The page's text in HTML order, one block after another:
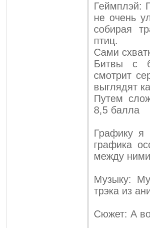
Геймплэй:
не очень
собирая
птиц.
Сами
Битвы с
смотрит
выглядят
Путем
8,5 балла
Графику я
графика
между
Музыку:
трэка из
Сюжет: А